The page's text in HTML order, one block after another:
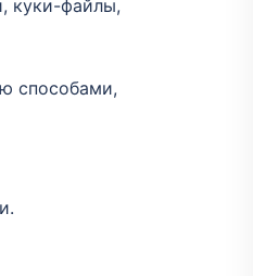
куки-файлы,
способами,